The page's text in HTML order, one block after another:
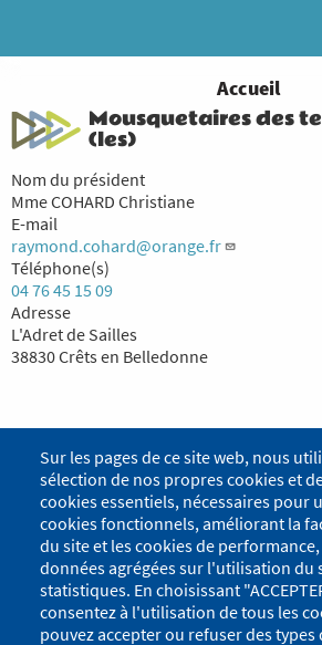
contenu
You
are
Accueil
Mousquetaires des
(les)
Nom du président
Mme COHARD Christiane
E-mail
raymond.cohard@orange.fr
Téléphone(s)
04 76 45 15 09
Adresse
L'Adret de Sailles
38830 Crêts en Belledonne
Sur les pages de ce site web, nous
sélection de nos propres cookies et
cookies essentiels, nécessaires pour
cookies fonctionnels, améliorant la
du site et les cookies de
données agrégées sur l'utilisation du
statistiques. En choisissant
consentez à l'utilisation de tous les
pouvez accepter ou refuser des types